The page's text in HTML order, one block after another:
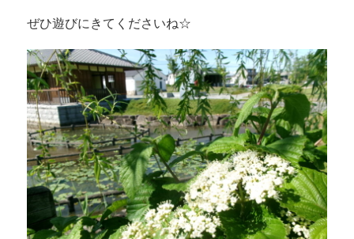
ぜひ遊びにきてくださいね☆